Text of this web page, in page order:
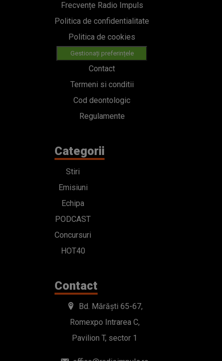
Frecvențe Radio Impuls
Politica de confidentialitate
Politica de cookies
Gestionați preferințele
Contact
Termeni si conditii
Cod deontologic
Regulamente
Categorii
Stiri
Emisiuni
Echipa
PODCAST
Concursuri
HOT40
Contact
Bd. Mărăști 65-67,
Romexpo Intrarea C,
Pavilion T, sector 1